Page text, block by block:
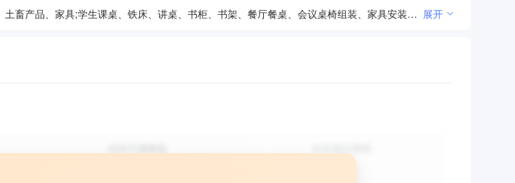
文化体育用品、五金、交电、服装、建筑材料（木材除外）、土畜产品、家具;学生课桌、铁床、讲桌、书柜、书架、餐厅餐桌、会议桌椅组装、家具安装、其他教学用品、教学用具生产销售；卫生洁具、厨房用具、床板、校园广播系统销售 展开